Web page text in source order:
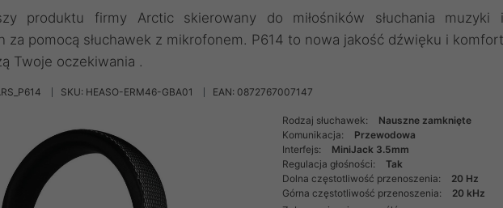
produktu firmy Arctic skierowany do miłośników słuchania muzyki i
za pomocą słuchawek z mikrofonem. P614 to nowa jakość dźwięku i komfort
Twoje oczekiwania .
SKU: HEASO-ERM46-GBA01 EAN: 0872767007147
Rodzaj słuchawek:
Nauszne zamknięte
Komunikacja:
Przewodowa
Interfejs:
MiniJack 3.5mm
Regulacja głośności:
Tak
Dolna częstotliwość przenoszenia:
20 Hz
Górna częstotliwość przenoszenia:
20 kHz